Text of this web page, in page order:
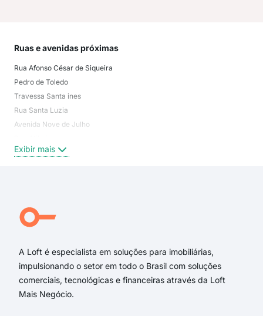
Ruas e avenidas próximas
Rua Afonso César de Siqueira
Pedro de Toledo
Travessa Santa ines
Rua Santa Luzia
Avenida Nove de Julho
Rua Coronel João Cursino
Rua Itapira
Rua Casemiro de Abreu
Exibir mais
A Loft é especialista em soluções para imobiliárias,
impulsionando o setor em todo o Brasil com soluções
comerciais, tecnológicas e financeiras através da Loft
Mais Negócio.